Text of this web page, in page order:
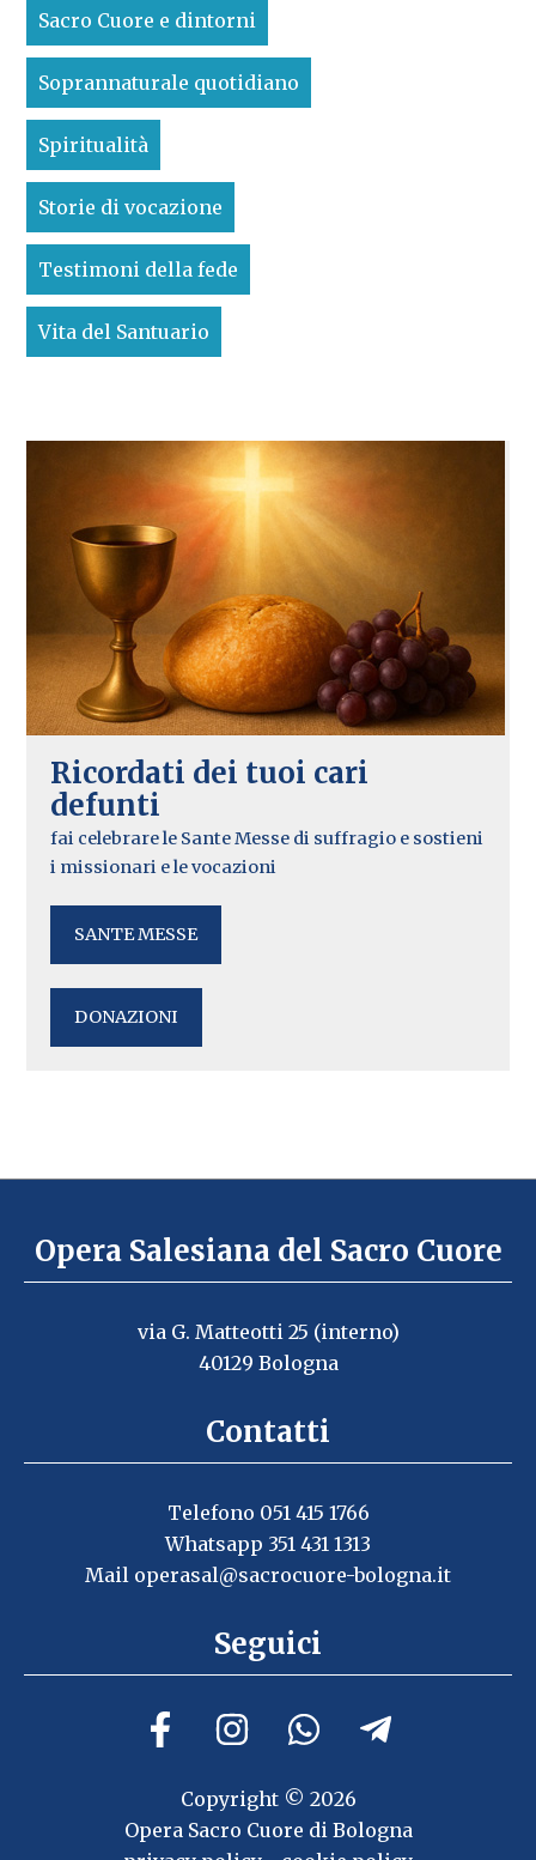
Sacro Cuore e dintorni
Soprannaturale quotidiano
Spiritualità
Storie di vocazione
Testimoni della fede
Vita del Santuario
Ricordati dei tuoi cari
defunti
fai celebrare le Sante Messe di suffragio e sostieni
i missionari e le vocazioni
SANTE MESSE
DONAZIONI
Opera Salesiana del Sacro Cuore
via G. Matteotti 25 (interno)
40129 Bologna
Contatti
Telefono 051 415 1766
Whatsapp 351 431 1313
Mail operasal@sacrocuore-bologna.it
Seguici
Copyright © 2026
Opera Sacro Cuore di Bologna